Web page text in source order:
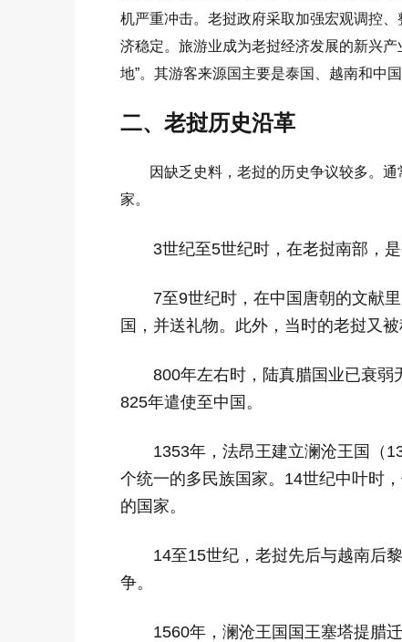
机严重冲击。老挝政府采取加强宏观调控
济稳定。旅游业成为老挝经济发展的新兴
地”。其游客来源国主要是泰国、越南和中国
二、老挝历史沿革
因缺乏史料，老挝的历史争议较多。
家。
3世纪至5世纪时，在老挝南部，
7至9世纪时，在中国唐朝的文献
国，并送礼物。此外，当时的老挝又被
800年左右时，陆真腊国业已衰弱
825年遣使至中国。
1353年，法昂王建立澜沧王国（
个统一的多民族国家。14世纪中叶时
的国家。
14至15世纪，老挝先后与越南后
争。
1560年，澜沧王国国王塞塔提腊